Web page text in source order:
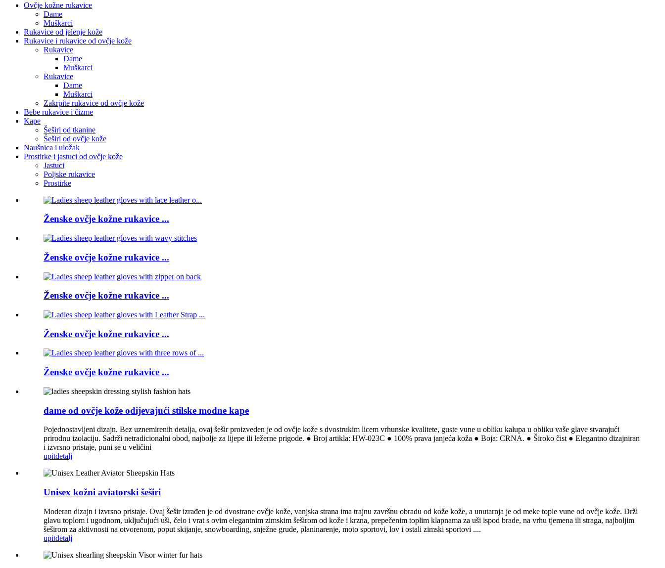
Ovčje kožne rukavice
Dame
Muškarci
Rukavice od jelenje kože
Rukavice i rukavice od ovčje kože
Rukavice
Dame
Muškarci
Rukavice
Dame
Muškarci
Zakrpite rukavice od ovčje kože
Bebe rukavice i čizme
Kape
Šeširi od tkanine
Šeširi od ovčje kože
Naušnica i uložak
Prostirke i jastuci od ovčje kože
Jastuci
Poljske rukavice
Prostirke
Ženske ovčje kožne rukavice ...
Ženske ovčje kožne rukavice ...
Ženske ovčje kožne rukavice ...
Ženske ovčje kožne rukavice ...
Ženske ovčje kožne rukavice ...
dame od ovčje kože odijevajući stilske modne kape
Pojednostavljeni dizajn. Bez uznemirenih detalja, ovaj šešir proizveden je od ovčje kože s dvostrukim licem vrhunske kvalitete, guste vune u obliku kalupa u obliku vaše glave stvarajući
prirodnu izolaciju. Sadrži netradicionalni obod, najbolje za lijepe ili ležerne prigode. ● Broj artikla: HW-023C ● 100% prava janjeća koža ● Boja: CRNA. ● Široko čist ● Elegantno dizajniran
i izvrsno pristaje, puni se u veličini
upitdetalj
Unisex kožni aviatorski šeširi
Moderan dizajn i izvrsno pristaje. Ovaj šešir izrađen je od dvostrane ovčje kože, vanjska strana ima trajnu završnu obradu od kože kože, a unutarnja je od meke tople vune od ovčje kože. Drži
glavu toplom i ugodnom, uključujući uši, čelo i vrat s ovim elegantnim zimskim šeširom od kože i krzna, prepečenim toplim klapnama za uši ispod brade, na vrhu tjemena ili straga, najboljim
šeširom za aktivnosti na otvorenom, poput skijanje, snowboarding, snježne grude, planinarenje, moto sportovi, lov i ostali zimski sportovi ....
upitdetalj